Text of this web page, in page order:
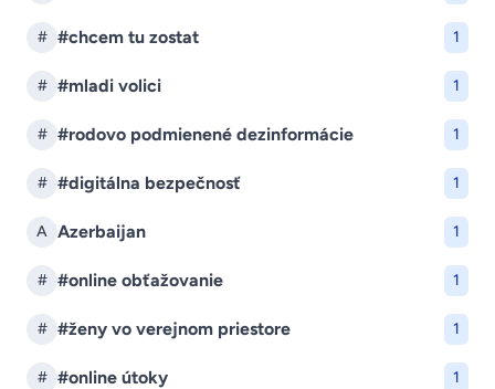
# #chcem tu zostat 1
# #mladi volici 1
# #rodovo podmienené dezinformácie 1
# #digitálna bezpečnosť 1
A Azerbaijan 1
# #online obťažovanie 1
# #ženy vo verejnom priestore 1
# #online útoky 1